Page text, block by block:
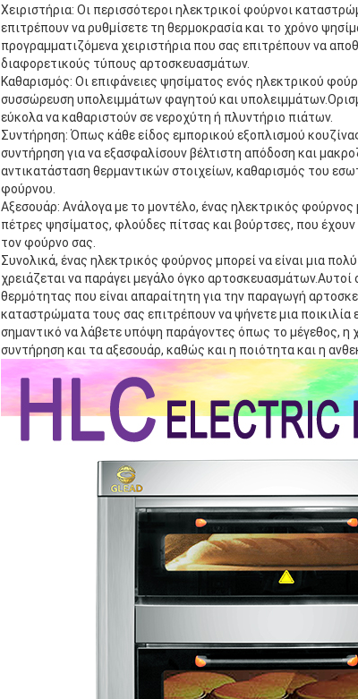
Χειριστήρια: Οι περισσότεροι ηλεκτρικοί φούρνοι
επιτρέπουν να ρυθμίσετε τη θερμοκρασία και το χρόνο
προγραμματιζόμενα χειριστήρια που σας επιτρέπουν να
διαφορετικούς τύπους αρτοσκευασμάτων.
Καθαρισμός: Οι επιφάνειες ψησίματος ενός ηλεκτρικού
συσσώρευση υπολειμμάτων φαγητού και
εύκολα να καθαριστούν σε νεροχύτη ή πλυντήριο πιάτων.
Συντήρηση: Όπως κάθε είδος εμπορικού εξοπλισμού
συντήρηση για να εξασφαλίσουν βέλτιστη απόδοση και
αντικατάσταση θερμαντικών στοιχείων, καθαρισμός του
φούρνου.
Αξεσουάρ: Ανάλογα με το μοντέλο, ένας ηλεκτρικός
πέτρες ψησίματος, φλούδες πίτσας και βούρτσες, που
τον φούρνο σας.
Συνολικά, ένας ηλεκτρικός φούρνος μπορεί να είναι μια
χρειάζεται να παράγει μεγάλο όγκο
θερμότητας που είναι απαραίτητη για την παραγωγή
καταστρώματα τους σας επιτρέπουν να ψήνετε μια
σημαντικό να λάβετε υπόψη παράγοντες όπως το μέγεθος, η
συντήρηση και τα αξεσουάρ, καθώς και η ποιότητα και η